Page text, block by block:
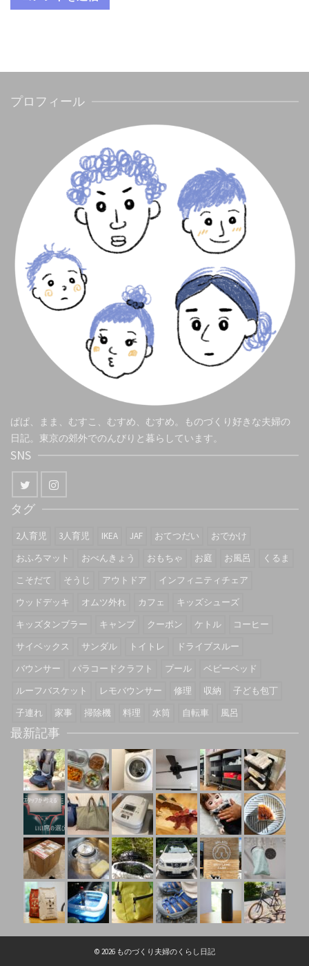
プロフィール
ぱぱ、まま、むすこ、むすめ、むすめ。ものづくり好きな夫婦の
日記。東京の郊外でのんびりと暮らしています。
SNS
タグ
2人育児 3人育児 IKEA JAF おてつだい
おでかけ
おふろマット
おべんきょう おもちゃ お庭 お風呂
くるま
こそだて
そうじ アウトドア
インフィニティチェア
ウッドデッキ
オムツ外れ カフェ
キッズシューズ
キッズタンブラー
キャンプ クーポン ケトル
コーヒー
サイベックス
サンダル トイトレ
ドライブスルー
バウンサー
パラコードクラフト プール
ベビーベッド
ルーフバスケット
レモバウンサー 修理 収納
子ども包丁
子連れ
家事 掃除機 料理 水筒 自転車 風呂
最新記事
© 2026 ものづくり夫婦のくらし日記